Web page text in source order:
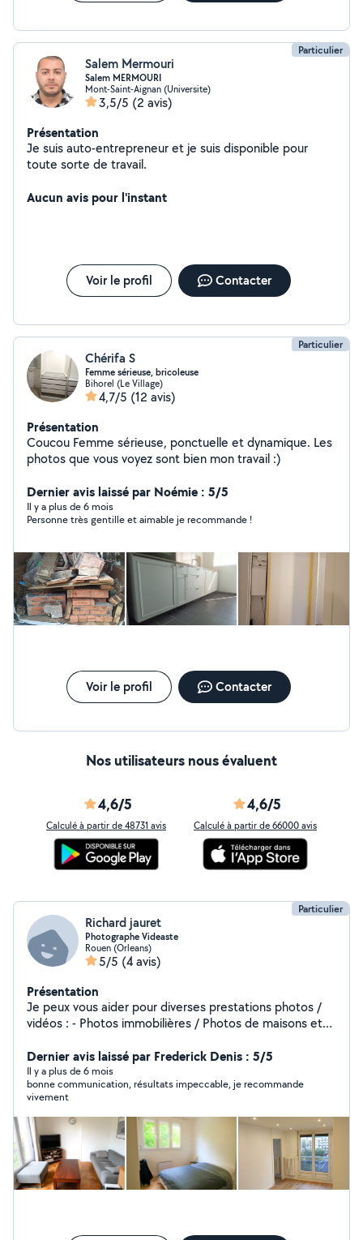
Particulier
Salem Mermouri
Salem MERMOURI
Mont-Saint-Aignan (Universite)
3,5/5 (2 avis)
Présentation
Je suis auto-entrepreneur et je suis disponible pour
toute sorte de travail.
Aucun avis pour l'instant
Voir le profil Contacter
Particulier
Chérifa S
Femme sérieuse, bricoleuse
Bihorel (Le Village)
4,7/5 (12 avis)
Présentation
Coucou Femme sérieuse, ponctuelle et dynamique. Les
photos que vous voyez sont bien mon travail :)
Dernier avis laissé par Noémie : 5/5
Il y a plus de 6 mois
Personne très gentille et aimable je recommande !
Voir le profil Contacter
Nos utilisateurs nous évaluent
4,6/5
Calculé à partir de 48731 avis
4,6/5
Calculé à partir de 66000 avis
Particulier
Richard jauret
Photographe Videaste
Rouen (Orleans)
5/5 (4 avis)
Présentation
Je peux vous aider pour diverses prestations photos /
vidéos : - Photos immobilières / Photos de maisons et
extérieur - Retouche Photos - Montage Vidéos .
Dernier avis laissé par Frederick Denis : 5/5
Il y a plus de 6 mois
bonne communication, résultats impeccable, je recommande
vivement